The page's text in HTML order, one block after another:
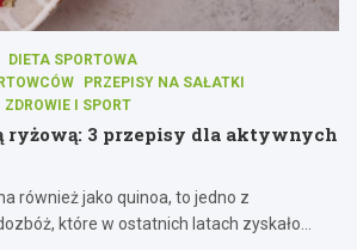
DIETA SPORTOWA
PRZEPISY NA SAŁATKI
ZDROWIE I SPORT
ryżową: 3 przepisy dla aktywnych
również jako quinoa, to jedno z
które w ostatnich latach zyskało…